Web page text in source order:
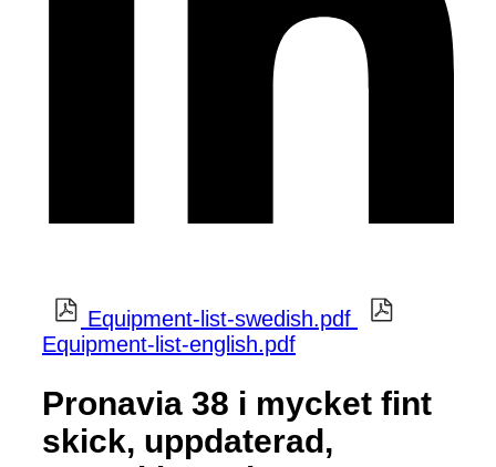
Equipment-list-swedish.pdf
Equipment-list-english.pdf
Pronavia 38 i mycket fint
skick, uppdaterad,